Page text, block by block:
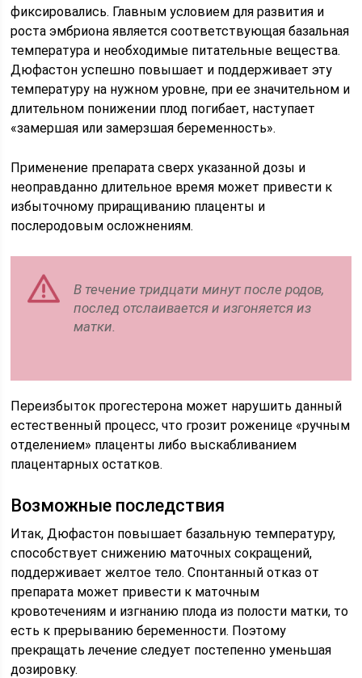
фиксировались. Главным условием для развития и
роста эмбриона является соответствующая базальная
температура и необходимые питательные вещества.
Дюфастон успешно повышает и поддерживает эту
температуру на нужном уровне, при ее значительном и
длительном понижении плод погибает, наступает
«замершая или замерзшая беременность».
Применение препарата сверх указанной дозы и
неоправданно длительное время может привести к
избыточному приращиванию плаценты и
послеродовым осложнениям.
В течение тридцати минут после родов,
послед отслаивается и изгоняется из
матки.
Переизбыток прогестерона может нарушить данный
естественный процесс, что грозит роженице «ручным
отделением» плаценты либо выскабливанием
плацентарных остатков.
Возможные последствия
Итак, Дюфастон повышает базальную температуру,
способствует снижению маточных сокращений,
поддерживает желтое тело. Спонтанный отказ от
препарата может привести к маточным
кровотечениям и изгнанию плода из полости матки, то
есть к прерыванию беременности. Поэтому
прекращать лечение следует постепенно уменьшая
дозировку.